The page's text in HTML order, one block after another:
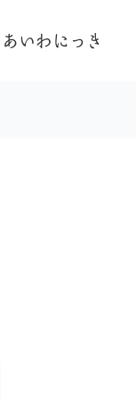
あいわにっき